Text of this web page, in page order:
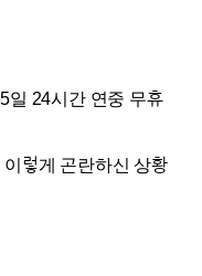
일 24시간 연중 무휴
렇게 곤란하신 상황